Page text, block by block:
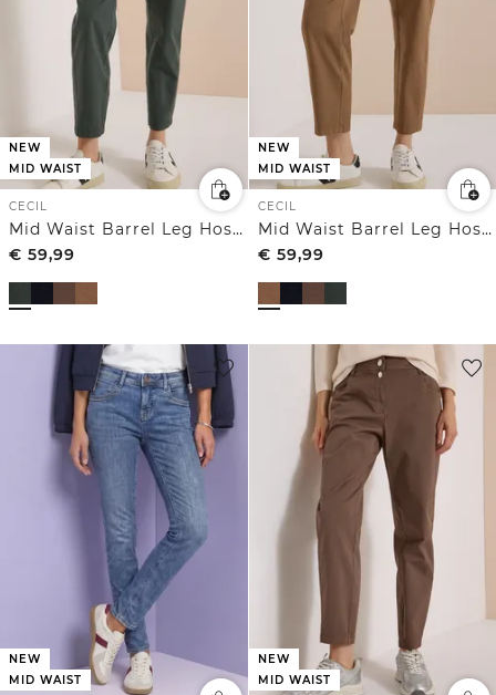
NEW
MID WAIST
CECIL
Mid Waist Barrel Leg Hose im Casual Fit
€ 59,99
NEW
MID WAIST
CECIL
Mid Waist Barrel Leg Hose im Casual Fit
€ 59,99
NEW
MID WAIST
NEW
MID WAIST